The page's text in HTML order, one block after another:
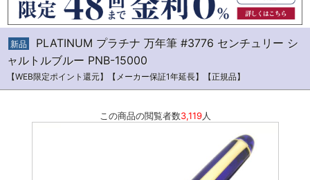
新品
PLATINUM プラチナ 万年筆 #3776 センチュリー シ
ャルトルブルー PNB-15000
【WEB限定ポイント還元】【メーカー保証1年延長】【正規品】
この商品の閲覧者数3,119人